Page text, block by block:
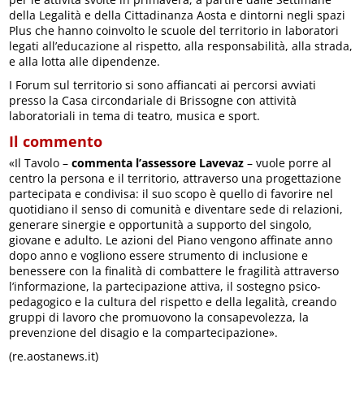
della Legalità e della Cittadinanza Aosta e dintorni negli spazi
Plus che hanno coinvolto le scuole del territorio in laboratori
legati all’educazione al rispetto, alla responsabilità, alla strada,
e alla lotta alle dipendenze.
I Forum sul territorio si sono affiancati ai percorsi avviati
presso la Casa circondariale di Brissogne con attività
laboratoriali in tema di teatro, musica e sport.
Il commento
«Il Tavolo –commenta l’assessore Lavevaz– vuole porre al
centro la persona e il territorio, attraverso una progettazione
partecipata e condivisa: il suo scopo è quello di favorire nel
quotidiano il senso di comunità e diventare sede di relazioni,
generare sinergie e opportunità a supporto del singolo,
giovane e adulto. Le azioni del Piano vengono affinate anno
dopo anno e vogliono essere strumento di inclusione e
benessere con la finalità di combattere le fragilità attraverso
l’informazione, la partecipazione attiva, il sostegno psico-
pedagogico e la cultura del rispetto e della legalità, creando
gruppi di lavoro che promuovono la consapevolezza, la
prevenzione del disagio e la compartecipazione».
(re.aostanews.it)